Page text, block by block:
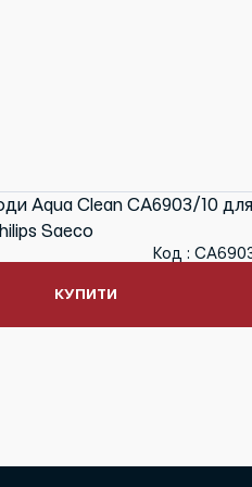
Aqua Clean CA6903/10 для
Saeco
Код :
КУПИТИ